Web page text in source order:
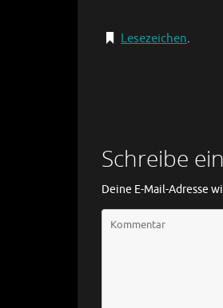
Lesezeichen.
Schreibe
Deine E-Mail-Adresse